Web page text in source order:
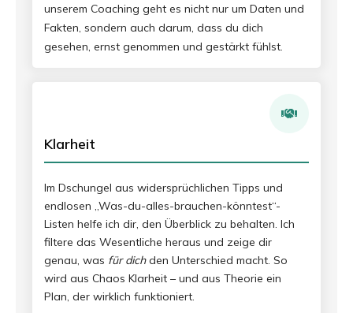
unserem Coaching geht es nicht nur um Daten und
Fakten, sondern auch darum, dass du dich
gesehen, ernst genommen und gestärkt fühlst.
Klarheit
Im Dschungel aus widersprüchlichen Tipps und
endlosen „Was-du-alles-brauchen-könntest“-
Listen helfe ich dir, den Überblick zu behalten. Ich
filtere das Wesentliche heraus und zeige dir
genau, was für dichden Unterschied macht. So
wird aus Chaos Klarheit – und aus Theorie ein
Plan, der wirklich funktioniert.